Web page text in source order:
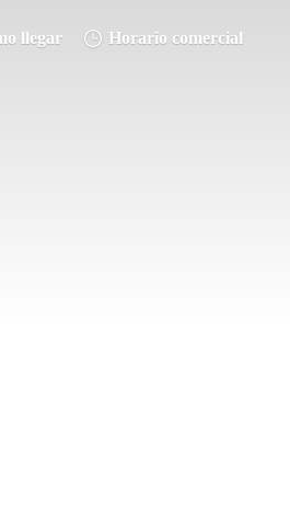
llegar Horario comercial